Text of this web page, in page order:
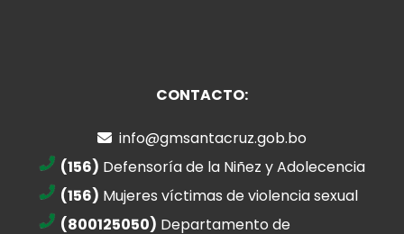
CONTACTO:
info@gmsantacruz.gob.bo
(156) Defensoría de la Niñez y Adolecencia
(156) Mujeres víctimas de violencia sexual
(800125050) Departamento de